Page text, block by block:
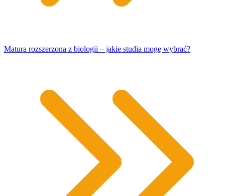
Matura rozszerzona z biologii – jakie studia mogę wybrać?